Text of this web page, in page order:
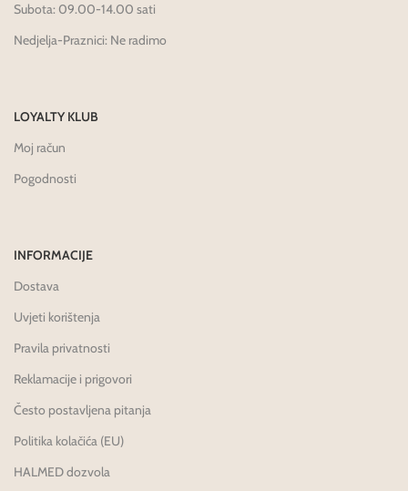
Subota: 09.00-14.00 sati
Nedjelja-Praznici: Ne radimo
LOYALTY KLUB
Moj račun
Pogodnosti
INFORMACIJE
Dostava
Uvjeti korištenja
Pravila privatnosti
Reklamacije i prigovori
Često postavljena pitanja
Politika kolačića (EU)
HALMED dozvola